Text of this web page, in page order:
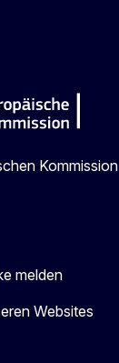
Kommission
melden
Websites